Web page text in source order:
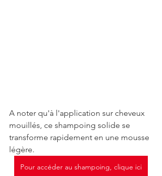
A noter qu'à l'application sur cheveux
mouillés, ce shampoing solide se
transforme rapidement en une mousse
légère.
Pour accéder au shampoing, clique ici